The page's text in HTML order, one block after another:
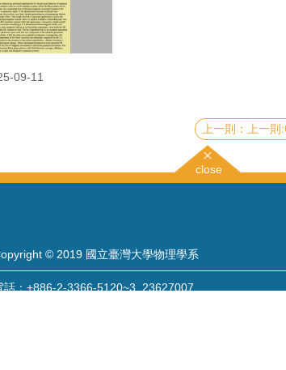
09-11
上一則
close
© 2019 國立臺灣大學物理學系
話：+886-2-3366-5120~3 23627007